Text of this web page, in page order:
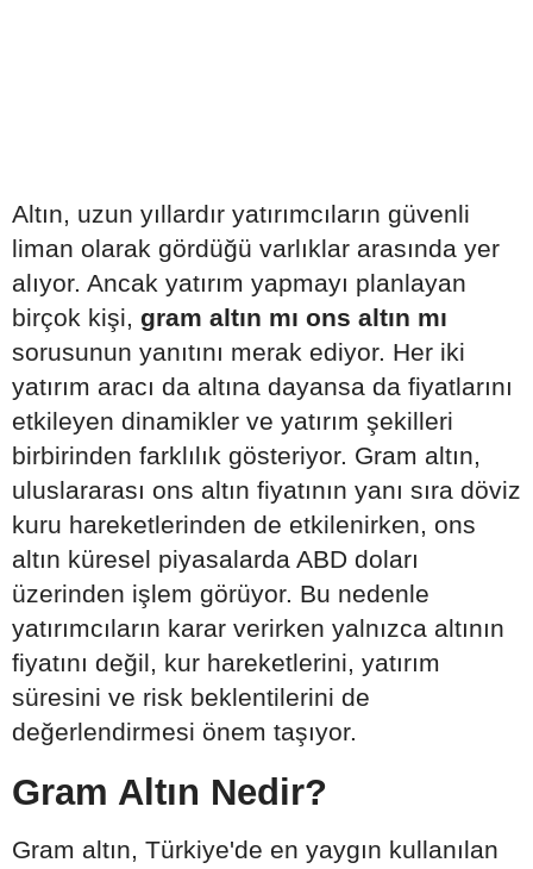
Altın, uzun yıllardır yatırımcıların güvenli
liman olarak gördüğü varlıklar arasında yer
alıyor. Ancak yatırım yapmayı planlayan
birçok kişi, gram altın mı ons altın mı
sorusunun yanıtını merak ediyor. Her iki
yatırım aracı da altına dayansa da fiyatlarını
etkileyen dinamikler ve yatırım şekilleri
birbirinden farklılık gösteriyor. Gram altın,
uluslararası ons altın fiyatının yanı sıra döviz
kuru hareketlerinden de etkilenirken, ons
altın küresel piyasalarda ABD doları
üzerinden işlem görüyor. Bu nedenle
yatırımcıların karar verirken yalnızca altının
fiyatını değil, kur hareketlerini, yatırım
süresini ve risk beklentilerini de
değerlendirmesi önem taşıyor.
Gram Altın Nedir?
Gram altın, Türkiye'de en yaygın kullanılan